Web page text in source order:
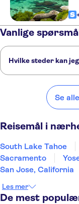
Vanlige
Hvilke steder kan
South Lake Tahoe
Se
Reisemål i
South Lake Tahoe
Sacramento
San Jose, California
Carmel-by-the-Sea
Les mer
De mest